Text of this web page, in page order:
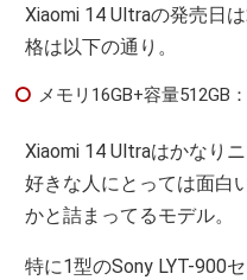
Xiaomi 14 Ultraの発売日
格は以下の通り。
メモリ16GB+容量512GB
Xiaomi 14 Ultraはかなり
好きな人にとっては面白
かと詰まってるモデル。
特に1型のSony LYT-900